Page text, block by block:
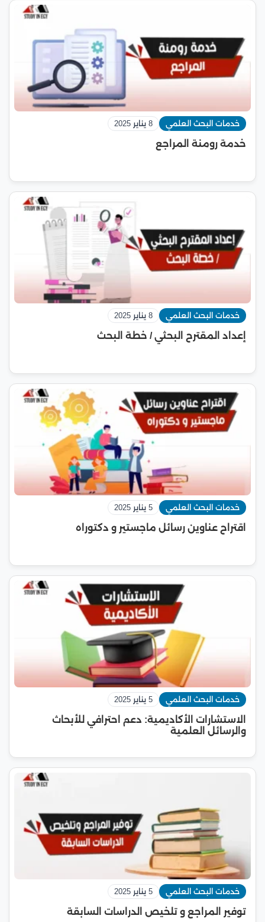
خدمات البحث العلمي 8 يناير 2025
خدمة رومنة المراجع
خدمات البحث العلمي 8 يناير 2025
إعداد المقترح البحثي / خطة البحث
خدمات البحث العلمي 5 يناير 2025
اقتراح عناوين رسائل ماجستير و دكتوراه
خدمات البحث العلمي 5 يناير 2025
الاستشارات الأكاديمية: دعم احترافي للأبحاث
والرسائل العلمية
خدمات البحث العلمي 5 يناير 2025
توفير المراجع و تلخيص الدراسات السابقة